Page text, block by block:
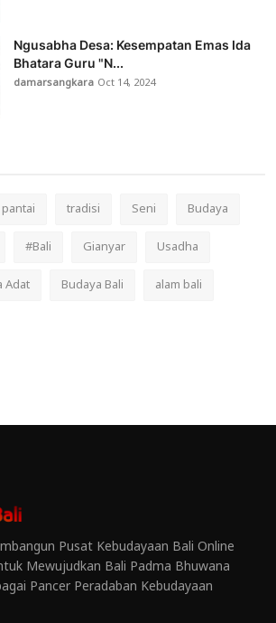
Ngusabha Desa: Kesempatan Emas Ida
Bhatara Guru "N...
damarsangkara Oct 14, 2024
pantai tradisi Seni
Budaya
#Bali Gianyar
Usadha
Adat Budaya Bali alam bali
Pusat Kebudayaan Bali Online
Mewujudkan Bali Padma Bhuwana
Pancer Peradaban Kebudayaan